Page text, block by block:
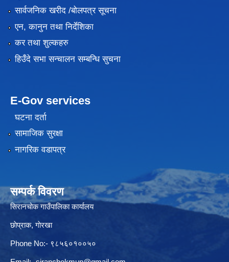
सार्वजनिक खरीद /बोलपत्र सूचना
एन, कानुन तथा निर्देशिका
कर तथा शुल्कहरु
हिउँदे सभा सन्चालन सम्बन्धि सुचना
E-Gov services
घटना दर्ता
सामाजिक सुरक्षा
नागरिक वडापत्र
सम्पर्क विवरण
सिरानचोक गाउँपालिका कार्यालय
छाेप्राक, गाेरखा
Phone No:- ९८५६०१००५०